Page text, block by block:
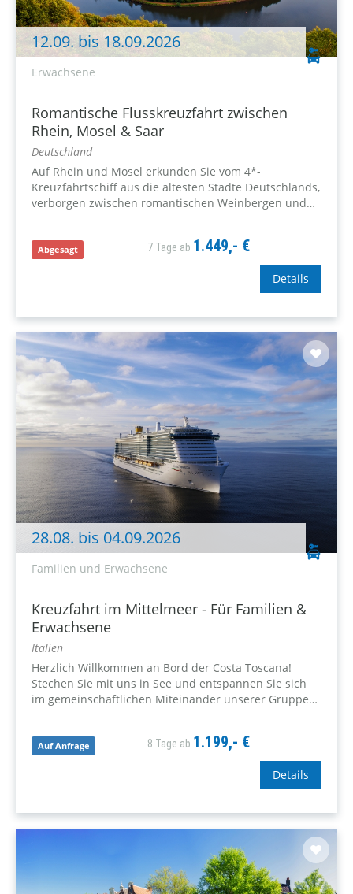
12.09. bis 18.09.2026
Erwachsene
Romantische Flusskreuzfahrt zwischen
Rhein, Mosel & Saar
Deutschland
Auf Rhein und Mosel erkunden Sie vom 4*-
Kreuzfahrtschiff aus die ältesten Städte Deutschlands,
verborgen zwischen romantischen Weinbergen und
Abgesagt 7 Tage ab 1.449,- €
Details
28.08. bis 04.09.2026
Familien und Erwachsene
Kreuzfahrt im Mittelmeer - Für Familien &
Erwachsene
Italien
Herzlich Willkommen an Bord der Costa Toscana!
Stechen Sie mit uns in See und entspannen Sie sich
im gemeinschaftlichen Miteinander unserer Gruppe
Auf Anfrage 8 Tage ab 1.199,- €
Details